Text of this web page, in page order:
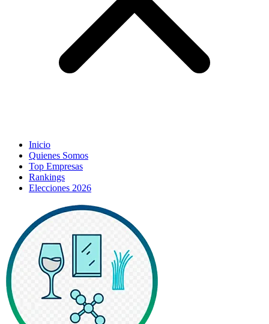
Inicio
Quienes Somos
Top Empresas
Rankings
Elecciones 2026